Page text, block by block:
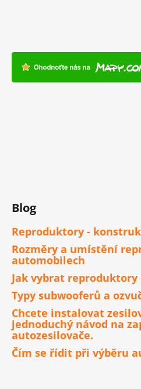
Blog
Reproduktory -
Rozměry a umístění
automobilech
Jak vybrat reproduktory
Typy subwooferů a
Chcete instalovat
jednoduchý návod na
autozesilovače.
Čím se řídit při výběru